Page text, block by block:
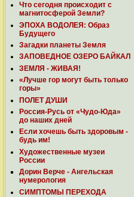
Что сегодня происходит с
магнитосферой Земли?
ЭПОХА ВОДОЛЕЯ: Образ
Будущего
Загадки планеты Земля
ЗАПОВЕДНОЕ ОЗЕРО БАЙКАЛ
ЗЕМЛЯ - ЖИВАЯ!
«Лучше гор могут быть только
горы»
ПОЛЕТ ДУШИ
Россия-Русь от «Чудо-Юда»
до наших дней
Если хочешь быть здоровым -
будь им!
Художественные музеи
России
Дорин Верче - Ангельская
нумерология
СИМПТОМЫ ПЕРЕХОДА